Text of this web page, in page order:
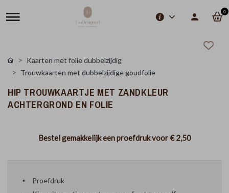
0
Kaarten met folie dubbelzijdig
Trouwkaarten met dubbelzijdige goudfolie
HIP TROUWKAARTJE MET ZANDKLEUR
ACHTERGROND EN FOLIE
Bestel gemakkelijk een proefdruk voor€ 2,50
Proefdruk